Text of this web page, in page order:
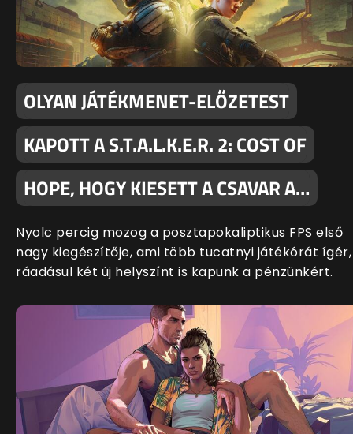
OLYAN JÁTÉKMENET-ELŐZETEST
KAPOTT A S.T.A.L.K.E.R. 2: COST OF
HOPE, HOGY KIESETT A CSAVAR A…
Nyolc percig mozog a posztapokaliptikus FPS első
nagy kiegészítője, ami több tucatnyi játékórát ígér,
ráadásul két új helyszínt is kapunk a pénzünkért.